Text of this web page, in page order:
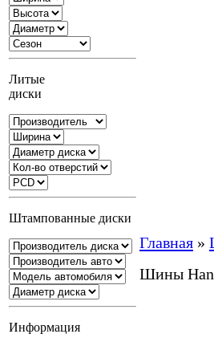
Литые
диски
Штампованные диски
Информация
Главная »
Шины